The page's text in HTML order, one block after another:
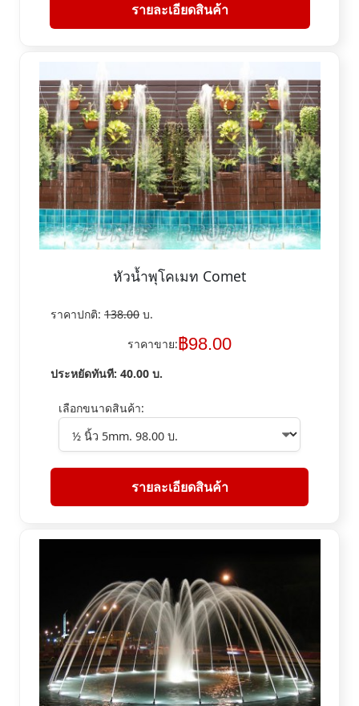
รายละเอียดสินค้า
หัวน้ำพุโคเมท Comet
ราคาปกติ: 138.00 บ.
ราคาขาย: ฿98.00
ประหยัดทันที: 40.00 บ.
เลือกขนาดสินค้า:
รายละเอียดสินค้า